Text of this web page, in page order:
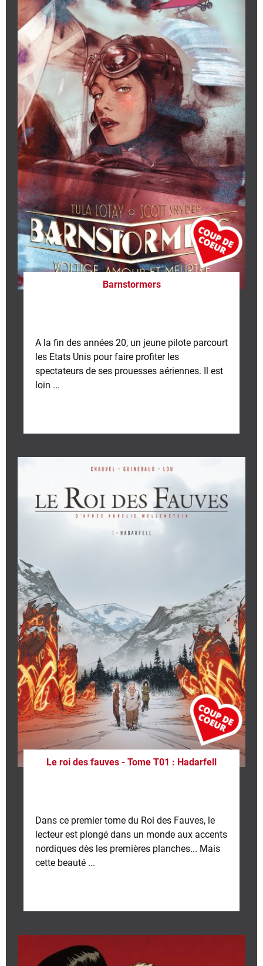
Barnstormers
A la fin des années 20, un jeune pilote parcourt
les Etats Unis pour faire profiter les
spectateurs de ses prouesses aériennes. Il est
loin ...
Le roi des fauves - Tome T01 : Hadarfell
Dans ce premier tome du Roi des Fauves, le
lecteur est plongé dans un monde aux accents
nordiques dès les premières planches... Mais
cette beauté ...